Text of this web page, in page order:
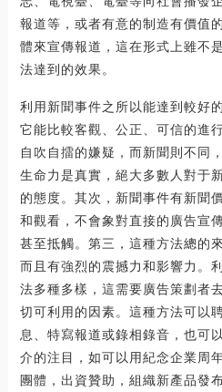
報道等，或者有意的制造有價值
體來宣傳報道，這在形式上雖不
法達到的效果。
利用新聞事件之所以能達到較好
它能比較客觀、公正、可信的進
自吹自擂的嫌疑，而新聞則不同
生命力是真實，絕大多數人對于
的態度。其次，新聞事件有新聞
和觀看，不會象對直接的廣告宣
甚至抵觸。第三，這種方法總的
而且有強烈的震撼力和影響力。
法多種多樣，這需要廣告策劃者
切可利用的因素。這種方法可以
息、特寫報道或錄相錄音，也可
介的注目，如可以用紀念企業周
團體，出資贊助，組織新產品發